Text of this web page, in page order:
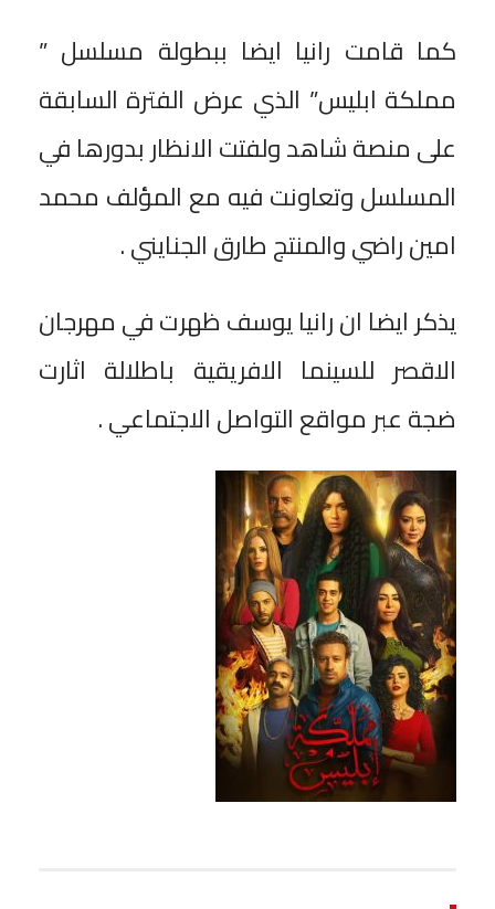
كما قامت رانيا ايضا ببطولة مسلسل ”
مملكة ابليس” الذي عرض الفترة السابقة
على منصة شاهد ولفتت الانظار بدورها في
المسلسل وتعاونت فيه مع المؤلف محمد
امين راضي والمنتج طارق الجنايني .
يذكر ايضا ان رانيا يوسف ظهرت في مهرجان
الاقصر للسينما الافريقية باطلالة اثارت
ضجة عبر مواقع التواصل الاجتماعي .